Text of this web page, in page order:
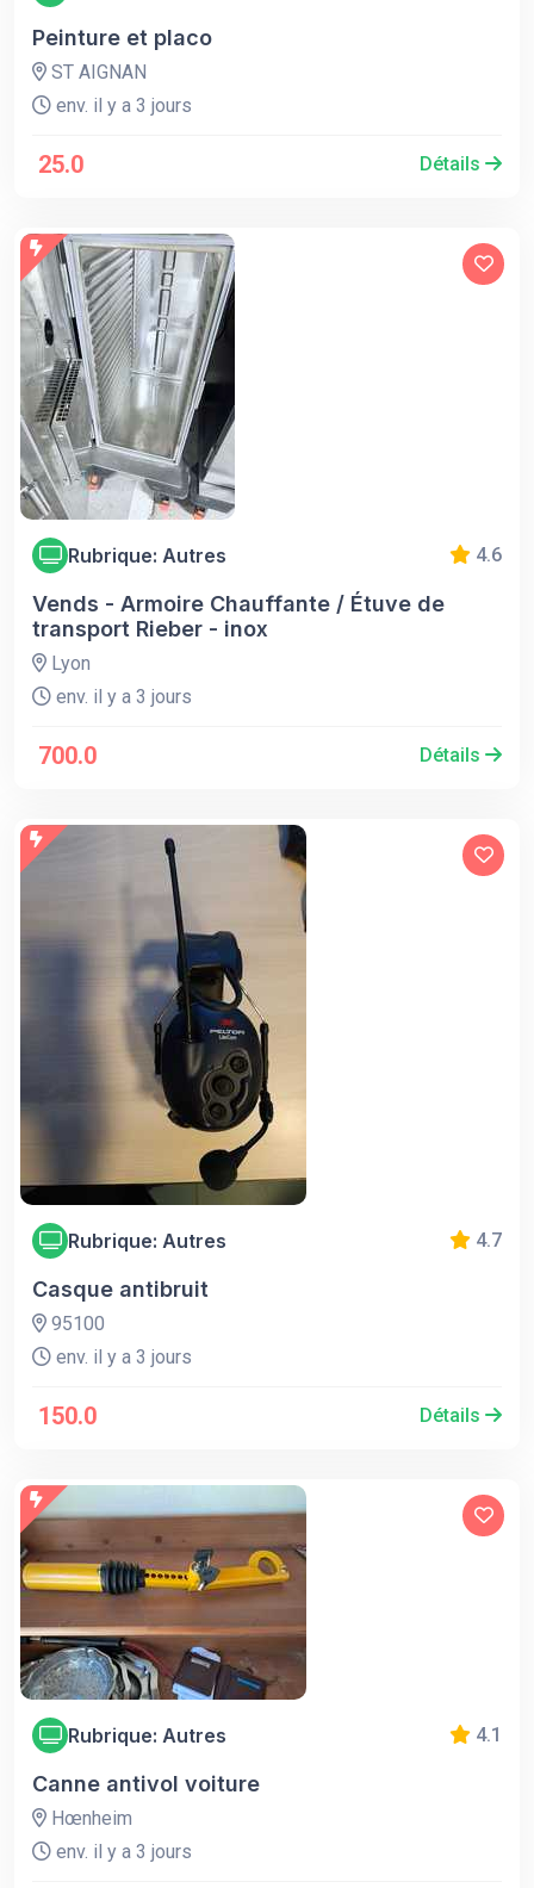
Peinture et placo
ST AIGNAN
env. il y a 3 jours
25.0 Détails
Rubrique: Autres 4.6
Vends - Armoire Chauffante / Étuve de
transport Rieber - inox
Lyon
env. il y a 3 jours
700.0 Détails
Rubrique: Autres 4.7
Casque antibruit
95100
env. il y a 3 jours
150.0 Détails
Rubrique: Autres 4.1
Canne antivol voiture
Hœnheim
env. il y a 3 jours